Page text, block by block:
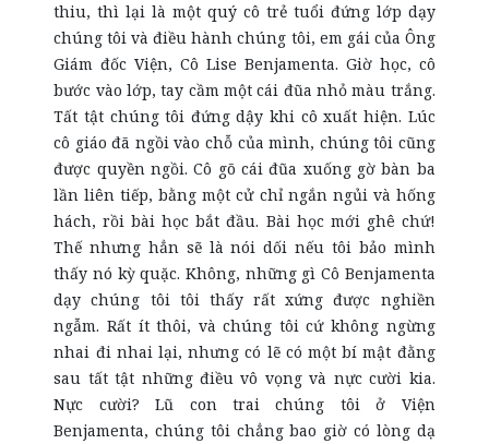
thiu, thì lại là một quý cô trẻ tuổi đứng lớp dạy
chúng tôi và điều hành chúng tôi, em gái của Ông
Giám đốc Viện, Cô Lise Benjamenta. Giờ học, cô
bước vào lớp, tay cầm một cái đũa nhỏ màu trắng.
Tất tật chúng tôi đứng dậy khi cô xuất hiện. Lúc
cô giáo đã ngồi vào chỗ của mình, chúng tôi cũng
được quyền ngồi. Cô gõ cái đũa xuống gờ bàn ba
lần liên tiếp, bằng một cử chỉ ngắn ngủi và hống
hách, rồi bài học bắt đầu. Bài học mới ghê chứ!
Thế nhưng hẳn sẽ là nói dối nếu tôi bảo mình
thấy nó kỳ quặc. Không, những gì Cô Benjamenta
dạy chúng tôi tôi thấy rất xứng được nghiền
ngẫm. Rất ít thôi, và chúng tôi cứ không ngừng
nhai đi nhai lại, nhưng có lẽ có một bí mật đằng
sau tất tật những điều vô vọng và nực cười kia.
Nực cười? Lũ con trai chúng tôi ở Viện
Benjamenta, chúng tôi chẳng bao giờ có lòng dạ